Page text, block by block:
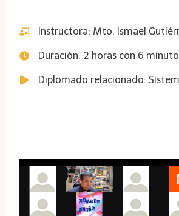
Instructora: Mto. Ismael
Duración: 2 horas con 6
Diplomado relacionado: